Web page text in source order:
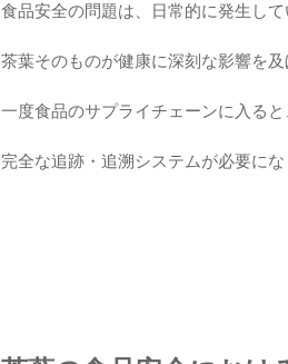
食品安全の問題は、日常的に発生して
茶葉そのものが健康に深刻な影響を及
一度食品のサプライチェーンに入ると
完全な追跡・追溯システムが必要にな